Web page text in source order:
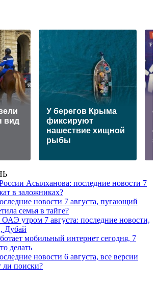
вид
У берегов Крыма
фиксируют
нашествие хищной
рыбы
Асылханова: последние новости 7
в заложниках?
новости 7 августа, пугающий
семья в тайге?
утром 7 августа: последние новости,
Дубай
мобильный интернет сегодня, 7
делать
новости 6 августа, все версии
ли поиски?